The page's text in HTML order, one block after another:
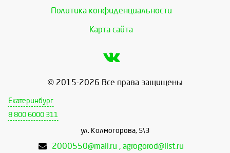
Политика конфиденциальности
Карта сайта
© 2015-2026 Все права защищены
Екатеринбург
8 800 6000 311
ул. Колмогорова, 5\3
2000550@mail.ru , agrogorod@list.ru